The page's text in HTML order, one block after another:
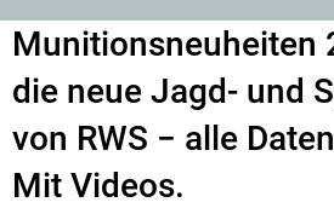
Munitionsneuheiten
die neue Jagd- und
von RWS − alle
Mit Videos.